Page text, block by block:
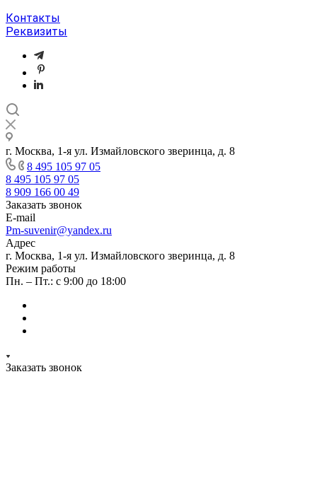
Контакты
Реквизиты
г. Москва, 1-я ул. Измайловского зверинца, д. 8
8 495 105 97 05
8 495 105 97 05
8 909 166 00 49
Заказать звонок
E-mail
Pm-suvenir@yandex.ru
Адрес
г. Москва, 1-я ул. Измайловского зверинца, д. 8
Режим работы
Пн. – Пт.: с 9:00 до 18:00
Заказать звонок